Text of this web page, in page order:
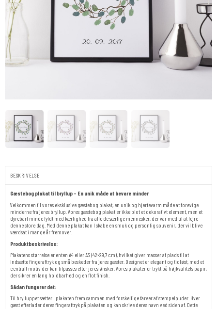
BESKRIVELSE
Gæstebog plakat til bryllup – En unik måde at bevare minder
Velkommen til vores eksklusive gæstebog plakat, en unik og hjertevarm måde at forevige
minderne fra jeres bryllup. Vores gæstebog plakat er ikke blot et dekorativt element, men et
dyrebart minde fyldt med kærlighed fra alle de særlige mennesker, der var med til at fejre
denne store dag. Med denne plakat kan I skabe en smuk og personlig souvenir, der vil blive
værdsat i mange år fremover.
Produktbeskrivelse:
Plakatens størrelse er enten A4 eller A3 (42×29,7 cm), hvilket giver masser af plads til at
indsætte fingeraftryk og små beskeder fra jeres gæster. Designet er elegant og tidløst, med et
centralt motiv der kan tilpasses efter jeres ønsker. Vores plakater er trykt på højkvalitets papir,
der sikrer en lang holdbarhed og en flot finish.
Sådan fungerer det:
Til brylluppet sætter I plakaten frem sammen med forskellige farver af stempelpuder. Hver
gæst efterlader deres fingeraftryk på plakaten og kan skrive deres navn ved siden af. Dette